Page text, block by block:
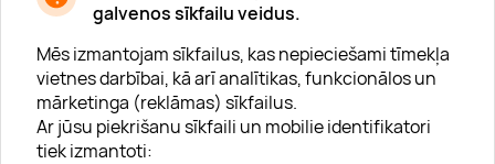
galvenos sīkfailu veidus.
Mēs izmantojam sīkfailus, kas nepieciešami tīmekļa
vietnes darbībai, kā arī analītikas, funkcionālos un
mārketinga (reklāmas) sīkfailus.
Ar jūsu piekrišanu sīkfaili un mobilie identifikatori
tiek izmantoti:
Par "Lieliska dāvana"